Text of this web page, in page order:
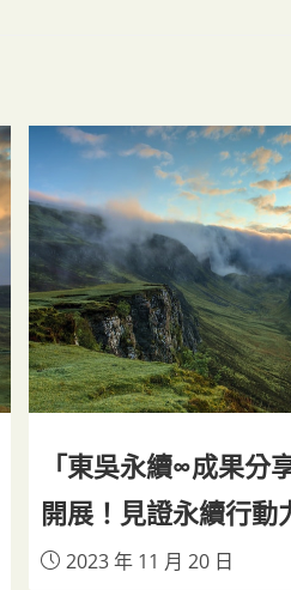
「東吳永續∞成果分
開展！見證永續行動
2023 年 11 月 20 日